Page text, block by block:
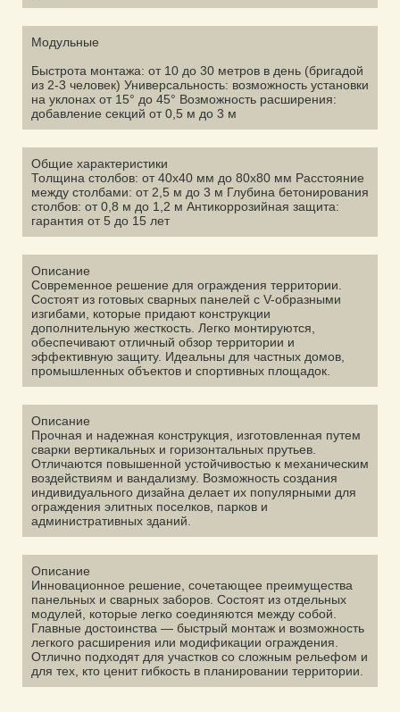
Модульные
Быстрота монтажа: от 10 до 30 метров в день (бригадой
из 2-3 человек) Универсальность: возможность установки
на уклонах от 15° до 45° Возможность расширения:
добавление секций от 0,5 м до 3 м
Общие характеристики
Толщина столбов: от 40х40 мм до 80х80 мм Расстояние
между столбами: от 2,5 м до 3 м Глубина бетонирования
столбов: от 0,8 м до 1,2 м Антикоррозийная защита:
гарантия от 5 до 15 лет
Описание
Современное решение для ограждения территории.
Состоят из готовых сварных панелей с V-образными
изгибами, которые придают конструкции
дополнительную жесткость. Легко монтируются,
обеспечивают отличный обзор территории и
эффективную защиту. Идеальны для частных домов,
промышленных объектов и спортивных площадок.
Описание
Прочная и надежная конструкция, изготовленная путем
сварки вертикальных и горизонтальных прутьев.
Отличаются повышенной устойчивостью к механическим
воздействиям и вандализму. Возможность создания
индивидуального дизайна делает их популярными для
ограждения элитных поселков, парков и
административных зданий.
Описание
Инновационное решение, сочетающее преимущества
панельных и сварных заборов. Состоят из отдельных
модулей, которые легко соединяются между собой.
Главные достоинства — быстрый монтаж и возможность
легкого расширения или модификации ограждения.
Отлично подходят для участков со сложным рельефом и
для тех, кто ценит гибкость в планировании территории.